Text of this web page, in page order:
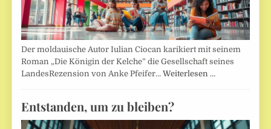
Der moldauische Autor Iulian Ciocan karikiert mit seinem
Roman „Die Königin der Kelche” die Gesellschaft seines
LandesRezension von Anke Pfeifer…Weiterlesen …
Entstanden, um zu bleiben?